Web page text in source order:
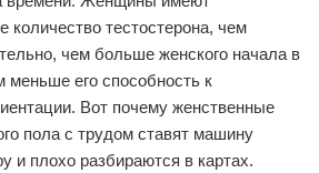
количество тестостерона, чем
чем больше женского начала в
меньше его способность к
Вот почему женственные
пола с трудом ставят машину
и плохо разбираются в картах.